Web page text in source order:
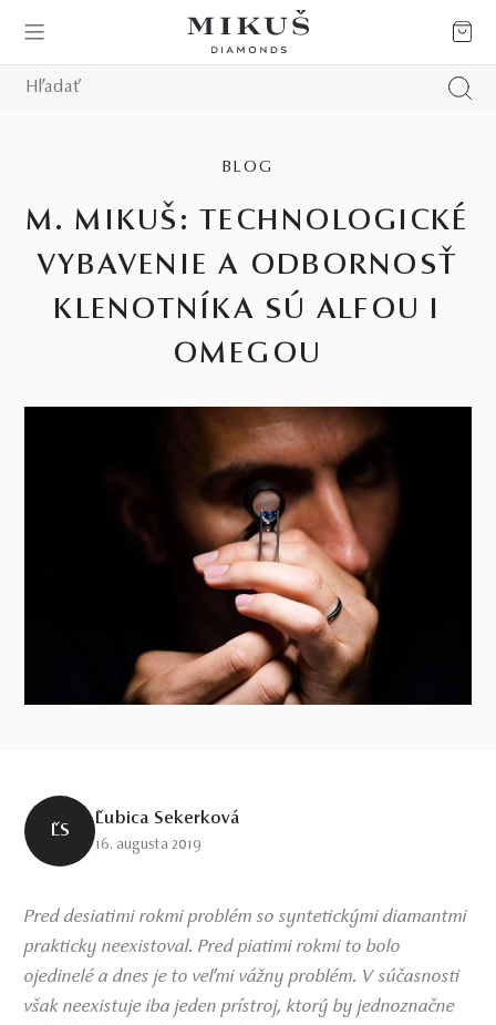
BLOG
M. MIKUŠ: TECHNOLOGICKÉ
VYBAVENIE A ODBORNOSŤ
KLENOTNÍKA SÚ ALFOU I
OMEGOU
ĽS
Ľubica Sekerková
16. augusta 2019
Pred desiatimi rokmi problém so syntetickými diamantmi
prakticky neexistoval. Pred piatimi rokmi to bolo
ojedinelé a dnes je to veľmi vážny problém. V súčasnosti
však neexistuje iba jeden prístroj, ktorý by jednoznačne